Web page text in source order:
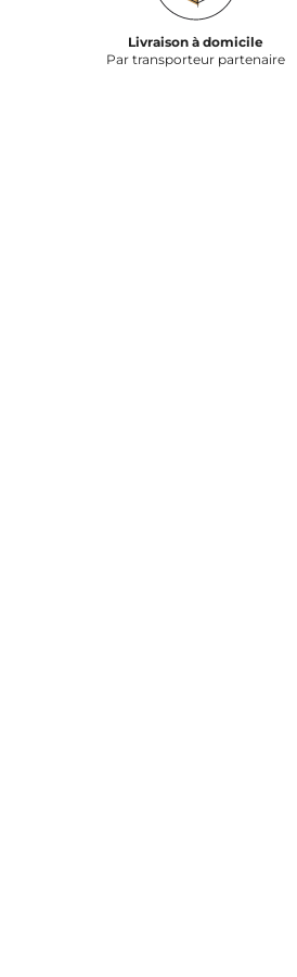
Livraison à domicile
Par transporteur partenaire